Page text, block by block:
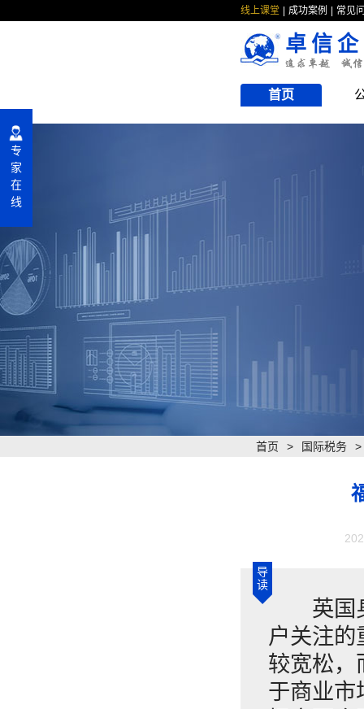
线上课堂 成功案例 常见
卓信
首页
首页 > 国际税务 >
导
读
英国身
户关注的
较宽松，
于商业市
专
家
在
线